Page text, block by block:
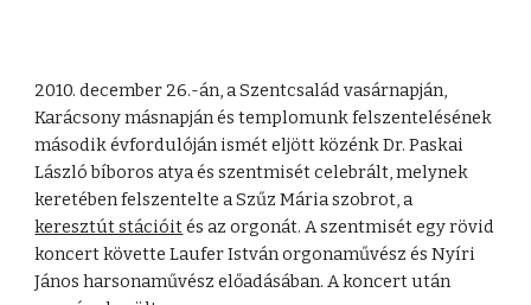
2010. december 26.-án, a Szentcsalád vasárnapján,
Karácsony másnapján és templomunk felszentelésének
második évfordulóján ismét eljött közénk Dr. Paskai
László bíboros atya és szentmisét celebrált, melynek
keretében felszentelte a Szűz Mária szobrot, a
keresztút stációités az orgonát. A szentmisét egy rövid
koncert követte Laufer István orgonaművész és Nyíri
János harsonaművész előadásában. A koncert után